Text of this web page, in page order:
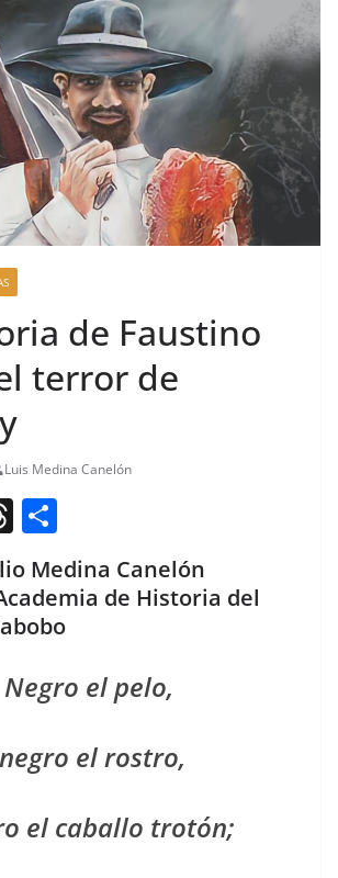
de Faustino
terror de
Luis Medina Canelón
T
h
re
a
s
o
m
p
tir
Medina Canelón
de Historia del
Negro el pelo,
negro el rostro,
el cabal­lo trotón;